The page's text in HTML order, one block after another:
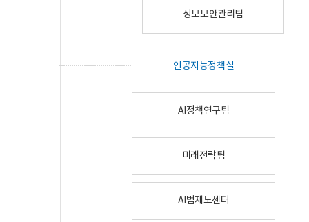
정보보안관리팀
인공지능정책실
AI정책연구팀
미래전략팀
AI법제도센터